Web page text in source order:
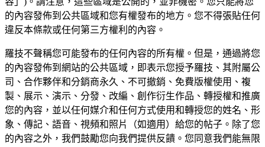
的內容發佈到公共區域和您有權發布的地方。您不得張貼任何
違反本條款或任何第三方權利的內容。
羅技不聲稱您可能發布的任何內容的所有權。但是，通過將您
的內容發佈到網站的公共區域，即表示您授予羅技、其附屬公
司、合作夥伴和分銷商永久、不可撤銷、免費版權使用、複
製、展示、演示、分發、改編、創作衍生作品、轉授權和推廣
您的內容，並以任何媒介和任何方式使用和轉授您的姓名、形
象、傳記、語音、視頻和照片（如適用）給您的帖子。除了您
的內容之外，我們鼓勵您向我們提供反饋。您同意我們能無限